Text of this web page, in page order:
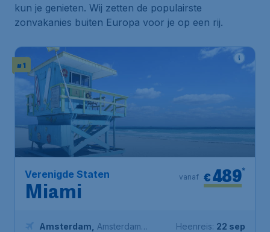
kun je genieten. Wij zetten de populairste
zonvakanies buiten Europa voor je op een rij.
# 1
Verenigde Staten
Miami
€489*
vanaf
Amsterdam
Amsterdam
Heenreis: 22 sep